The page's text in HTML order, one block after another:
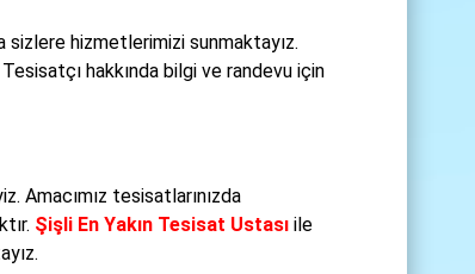
hizmetlerimizi sunmaktayız.
hakkında bilgi ve randevu için
Amacımız tesisatlarınızda
Şişli En Yakın Tesisat Ustası ile